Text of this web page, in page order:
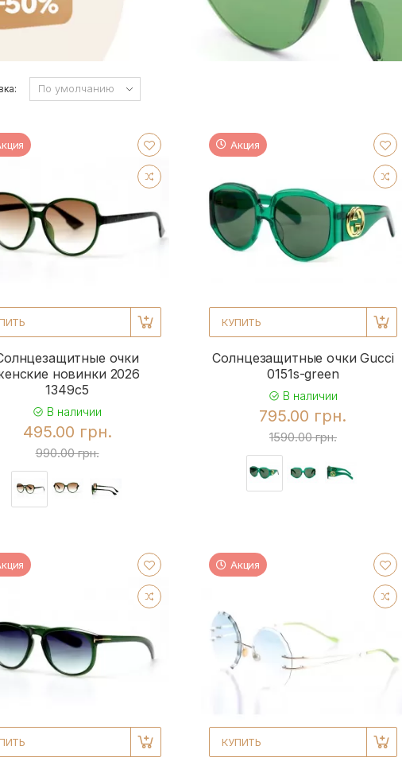
очки
новинки 2026
1349c5
В наличии
495.00 грн.
990.00 грн.
Акция
КУПИТЬ
Солнцезащитные очки Gucci
0151s-green
В наличии
795.00 грн.
1590.00 грн.
Акция
КУПИТЬ